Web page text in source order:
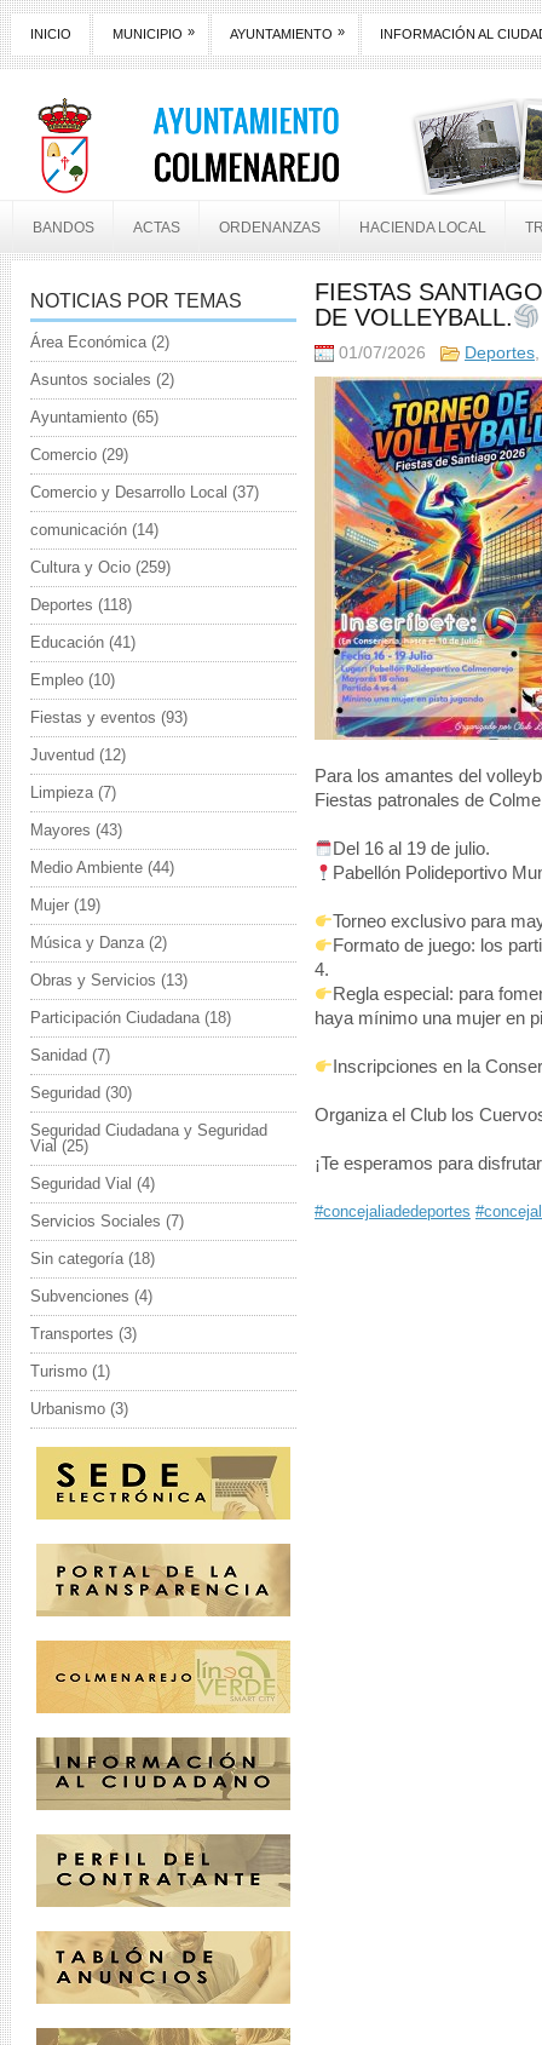
INICIO MUNICIPIO » AYUNTAMIENTO » INFORMACIÓN AL
BANDOS ACTAS ORDENANZAS HACIENDA LOCAL
FIESTAS
DE VOLLEYBALL.
01/07/2026 Deportes
Para los amantes del
Fiestas patronales de
Del 16 al 19 de julio.
Pabellón Polideportivo
Torneo exclusivo para
Formato de juego: los
4.
Regla especial: para
haya mínimo una mujer en
Inscripciones en la
Organiza el Club los
¡Te esperamos para
#concejaliadedeportes
NOTICIAS POR TEMAS
Área Económica(2)
Asuntos sociales (2)
Ayuntamiento (65)
Comercio (29)
Comercio y Desarrollo Local (37)
comunicación (14)
Cultura y Ocio (259)
Deportes (118)
Educación (41)
Empleo (10)
Fiestas y eventos (93)
Juventud (12)
Limpieza(7)
Mayores (43)
Medio Ambiente (44)
Mujer (19)
Música y Danza(2)
Obras y Servicios (13)
Participación Ciudadana(18)
Sanidad (7)
Seguridad (30)
Seguridad Ciudadana y Seguridad
Vial (25)
Seguridad Vial (4)
Servicios Sociales (7)
Sin categoría(18)
Subvenciones (4)
Transportes (3)
Turismo (1)
Urbanismo (3)